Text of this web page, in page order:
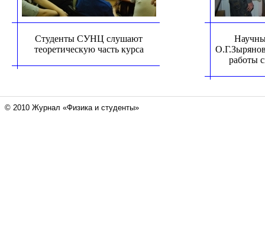
Студенты СУНЦ слушают
теоретическую часть курса
работы
© 2010 Журнал «Физика и студенты»